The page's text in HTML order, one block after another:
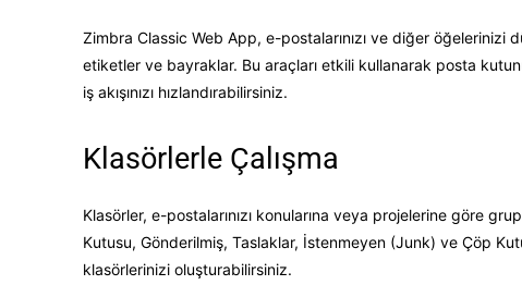
Zimbra Classic Web App, e-postalarınızı ve diğer öğelerinizi
etiketler ve bayraklar. Bu araçları etkili kullanarak posta
iş akışınızı hızlandırabilirsiniz.
Klasörlerle Çalışma
Klasörler, e-postalarınızı konularına veya projelerine göre
Kutusu, Gönderilmiş, Taslaklar, İstenmeyen (Junk) ve Çöp
klasörlerinizi oluşturabilirsiniz.